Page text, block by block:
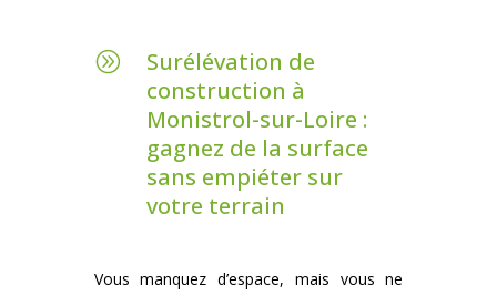
A
Surélévation de
construction à
Monistrol-sur-Loire :
gagnez de la surface
sans empiéter sur
votre terrain
Vous manquez d’espace, mais vous ne